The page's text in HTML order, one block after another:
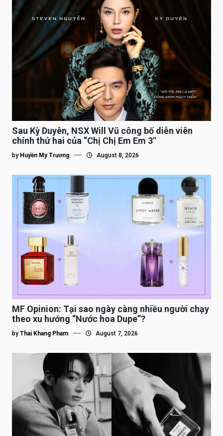
Sau Kỳ Duyên, NSX Will Vũ công bố diễn viên
chính thứ hai của “Chị Chị Em Em 3″
by Huyền My Trương August 8, 2026
MF Opinion: Tại sao ngày càng nhiều người chạy
theo xu hướng “Nước hoa Dupe”?
by Thai Khang Pham August 7, 2026